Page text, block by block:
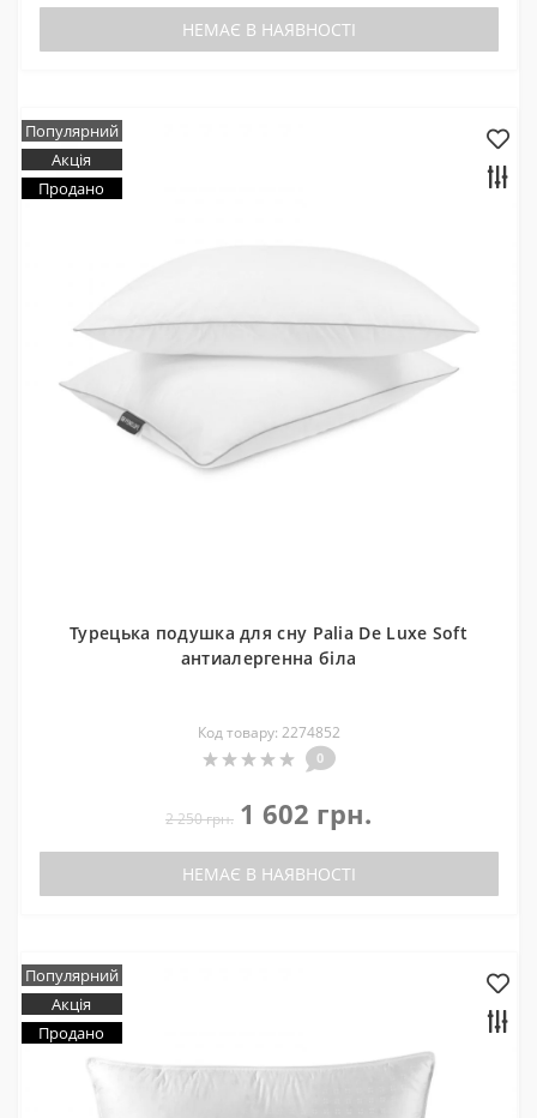
НЕМАЄ В НАЯВНОСТІ
Популярний
Акція
Продано
Турецька подушка для сну Palia De Luxe Soft
антиалергенна біла
Код товару: 2274852
0
2 250 грн. 1 602 грн.
НЕМАЄ В НАЯВНОСТІ
Популярний
Акція
Продано